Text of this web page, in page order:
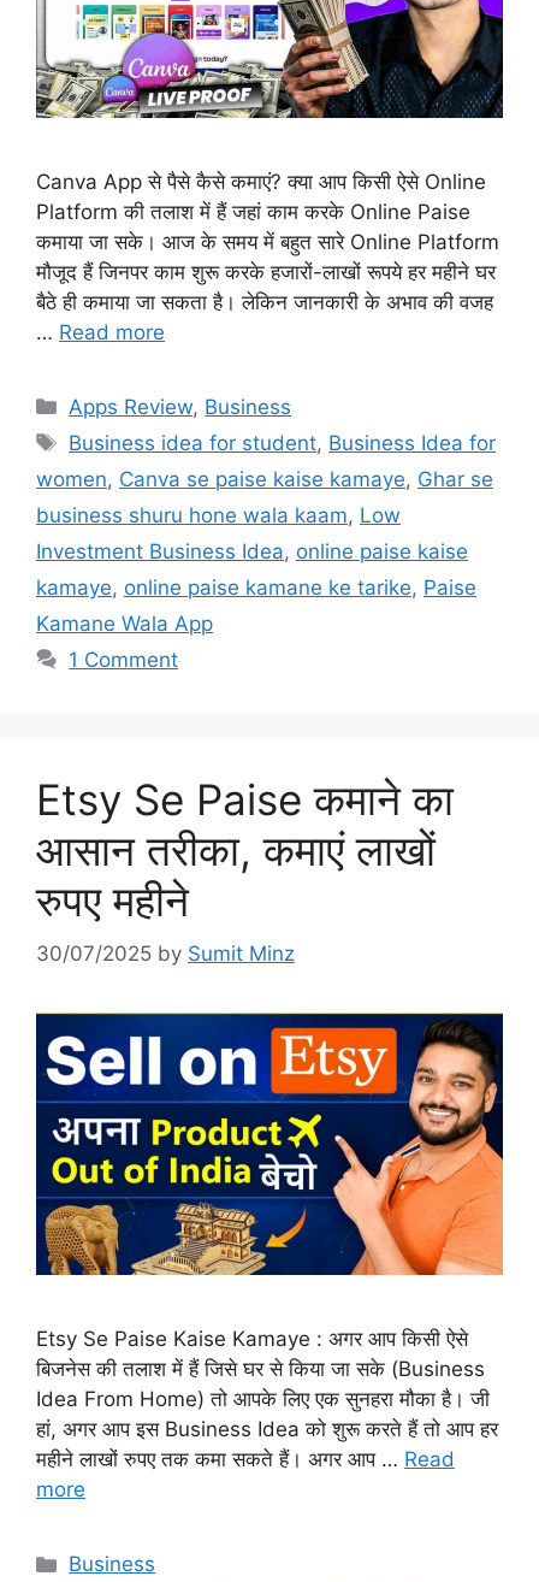
Canva App से पैसे कैसे कमाएं? क्या आप किसी ऐसे Online
Platform की तलाश में हैं जहां काम करके Online Paise
कमाया जा सके। आज के समय में बहुत सारे Online Platform
मौजूद हैं जिनपर काम शुरू करके हजारों-लाखों रूपये हर महीने घर
बैठे ही कमाया जा सकता है। लेकिन जानकारी के अभाव की वजह
… Read more
Categories
Apps Review, Business
Tags
Business idea for student, Business Idea for
women, Canva se paise kaise kamaye, Ghar se
business shuru hone wala kaam, Low
Investment Business Idea, online paise kaise
kamaye, online paise kamane ke tarike, Paise
Kamane Wala App
1 Comment
Etsy Se Paise कमाने का
आसान तरीका, कमाएं लाखों
रुपए महीने
30/07/2025 by Sumit Minz
Etsy Se Paise Kaise Kamaye : अगर आप किसी ऐसे
बिजनेस की तलाश में हैं जिसे घर से किया जा सके (Business
Idea From Home) तो आपके लिए एक सुनहरा मौका है। जी
हां, अगर आप इस Business Idea को शुरू करते हैं तो आप हर
महीने लाखों रुपए तक कमा सकते हैं। अगर आप … Read
more
Categories
Business